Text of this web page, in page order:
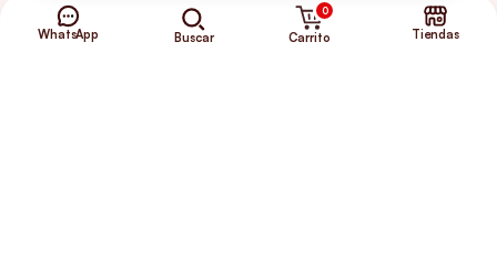
WhatsApp Buscar
0
Carrito Tiendas